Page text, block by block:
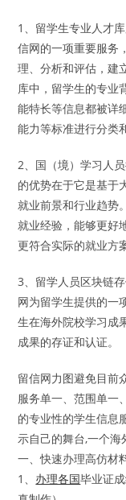
1、留学生专业人才
信网的一项重要服务
理、分析和评估，建
库中，留学生的专业
能特长等信息都被详
能力等标准进行分类
2、国（境）学习人
的优势在于它是基于
就业前景和行业趋势
就业经验，能够更好
更符合实际的就业方
3、留学人员区块链
网为留学生提供的一
生在海外院校学习成
成果的存证和认证。
留信网力图避免目前
服务单一、范围单一
的专业性的学生信息
示自己的舞台,一个海
一、快速办理高仿材
1、 办理各国毕业证